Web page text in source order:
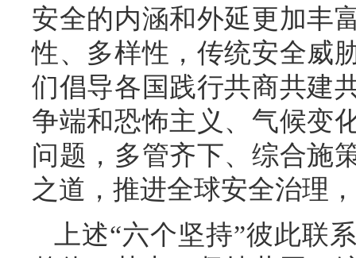
安全的内涵和外延更加丰
性、多样性，传统安全威
们倡导各国践行共商共建
争端和恐怖主义、气候变
问题，多管齐下、综合施
之道，推进全球安全治理
上述“六个坚持”彼此联